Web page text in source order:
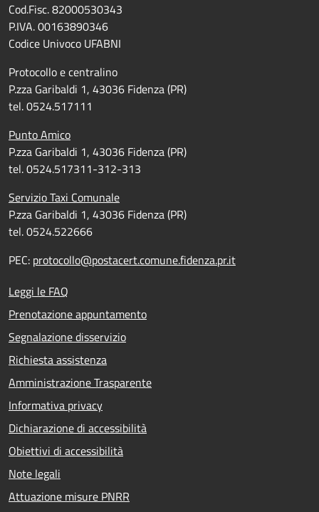
Cod.Fisc. 82000530343
P.IVA. 00163890346
Codice Univoco UFABNI
Protocollo e centralino
P.zza Garibaldi 1, 43036 Fidenza (PR)
tel. 0524.517111
Punto Amico
P.zza Garibaldi 1, 43036 Fidenza (PR)
tel. 0524.517311-312-313
Servizio Taxi Comunale
P.zza Garibaldi 1, 43036 Fidenza (PR)
tel. 0524.522666
PEC: protocollo@postacert.comune.fidenza.pr.it
Leggi le FAQ
Prenotazione appuntamento
Segnalazione disservizio
Richiesta assistenza
Amministrazione Trasparente
Informativa privacy
Dichiarazione di accessibilità
Obiettivi di accessibilità
Note legali
Attuazione misure PNRR